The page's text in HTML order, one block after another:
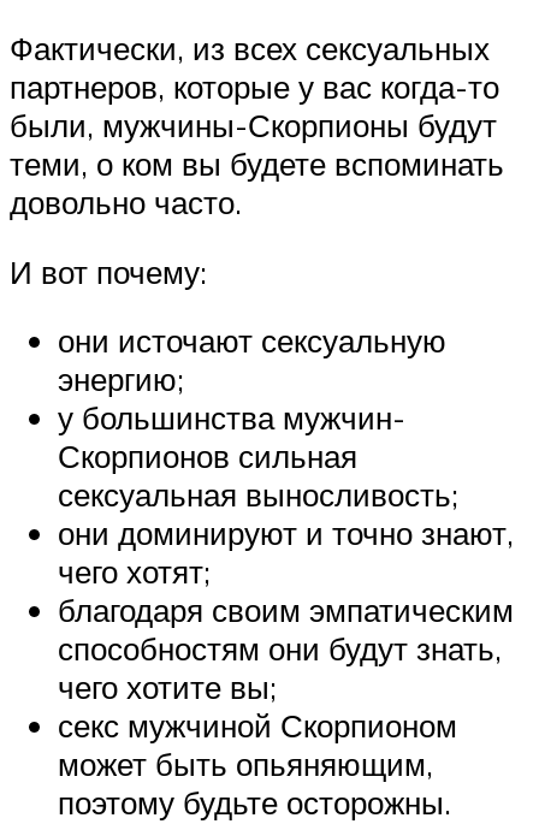
Фактически, из всех сексуальных
партнеров, которые у вас когда-то
были, мужчины-Скорпионы будут
теми, о ком вы будете вспоминать
довольно часто.
И вот почему:
они источают сексуальную
энергию;
у большинства мужчин-
Скорпионов сильная
сексуальная выносливость;
они доминируют и точно знают,
чего хотят;
благодаря своим эмпатическим
способностям они будут знать,
чего хотите вы;
секс мужчиной Скорпионом
может быть опьяняющим,
поэтому будьте осторожны.